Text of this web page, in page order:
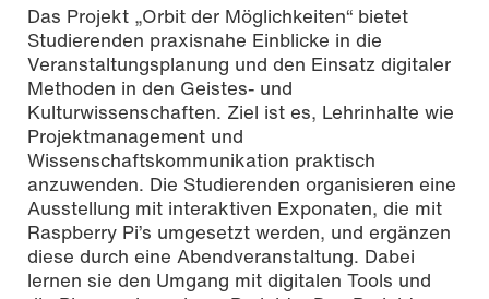
Das Projekt „Orbit der Möglichkeiten“ bietet
Studierenden praxisnahe Einblicke in die
Veranstaltungsplanung und den Einsatz digitaler
Methoden in den Geistes- und
Kulturwissenschaften. Ziel ist es, Lehrinhalte wie
Projektmanagement und
Wissenschaftskommunikation praktisch
anzuwenden. Die Studierenden organisieren eine
Ausstellung mit interaktiven Exponaten, die mit
Raspberry Pi’s umgesetzt werden, und ergänzen
diese durch eine Abendveranstaltung. Dabei
lernen sie den Umgang mit digitalen Tools und